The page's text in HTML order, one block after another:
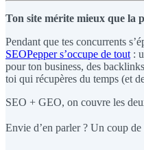
Ton site mérite mieux que la
Pendant que tes concurrents
SEOPepper s’occupe de tout :
pour ton business, des
toi qui récupères du temps (et
SEO + GEO, on couvre les
Envie d’en parler ? Un coup